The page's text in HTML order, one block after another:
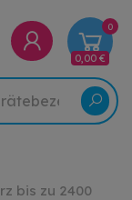
0
0,00 €
bis zu 2400